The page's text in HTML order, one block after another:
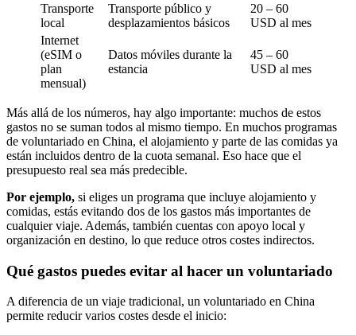
Transporte
local
Transporte público y
desplazamientos básicos
20 – 60
USD al mes
Internet
(eSIM o
plan
mensual)
Datos móviles durante la
estancia
45 – 60
USD al mes
Más allá de los números, hay algo importante: muchos de estos
gastos no se suman todos al mismo tiempo. En muchos programas
de voluntariado en China, el alojamiento y parte de las comidas ya
están incluidos dentro de la cuota semanal. Eso hace que el
presupuesto real sea más predecible.
Por ejemplo, si eliges un programa que incluye alojamiento y
comidas, estás evitando dos de los gastos más importantes de
cualquier viaje. Además, también cuentas con apoyo local y
organización en destino, lo que reduce otros costes indirectos.
Qué gastos puedes evitar al hacer un voluntariado
A diferencia de un viaje tradicional, un voluntariado en China
permite reducir varios costes desde el inicio: